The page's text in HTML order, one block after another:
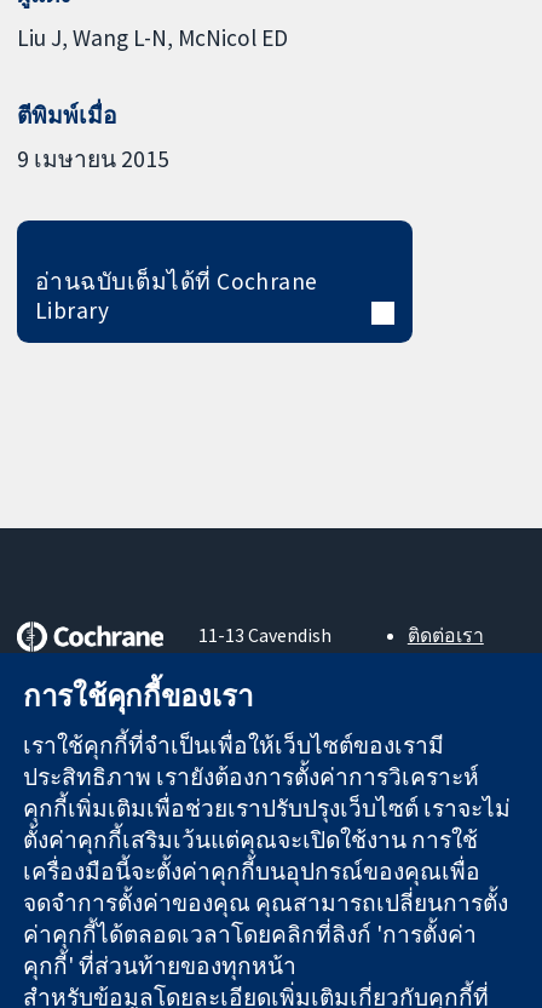
Liu J Wang L-N McNicol ED
ตีพิมพ์เมื่อ
9 เมษายน 2015
อ่านฉบับเต็มได้ที่ Cochrane
Library
หลักฐานที่เชื่อถือ
ได้
สู่การตัดสินใจ
อย่างมีข้อมูล
เพื่อสุขภาพที่ดีขึ้น
11-13 Cavendish
London
United Kingdom
ติดต่อเรา
About us
ตำแหน่งงาน
Cochrane
Library
The Cochrane Collaboration เป็นองค์กรการกุศล (เลขที่ 1045921)
และบริษัทจำกัดโดยการค้ำประกัน (เลขที่ 03044323) ที่จดทะเบียน
ในอังกฤษและเวลส์ หมายเลขจดทะเบียนภาษีมูลค่าเพิ่ม GB 718
2127 49
การใช้คุกกี้ของเรา
เราใช้คุกกี้ที่จำเป็นเพื่อให้เว็บไซต์ของเรามี
ประสิทธิภาพ เรายังต้องการตั้งค่าการวิเคราะห์
คุกกี้เพิ่มเติมเพื่อช่วยเราปรับปรุงเว็บไซต์ เราจะไม่
ตั้งค่าคุกกี้เสริมเว้นแต่คุณจะเปิดใช้งาน การใช้
เครื่องมือนี้จะตั้งค่าคุกกี้บนอุปกรณ์ของคุณเพื่อ
จดจำการตั้งค่าของคุณ คุณสามารถเปลี่ยนการตั้ง
ค่าคุกกี้ได้ตลอดเวลาโดยคลิกที่ลิงก์ 'การตั้งค่า
คุกกี้' ที่ส่วนท้ายของทุกหน้า
สำหรับข้อมูลโดยละเอียดเพิ่มเติมเกี่ยวกับคุกกี้ที่